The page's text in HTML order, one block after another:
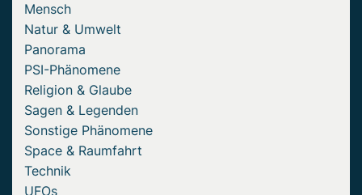
Mensch
Natur & Umwelt
Panorama
PSI-Phänomene
Religion & Glaube
Sagen & Legenden
Sonstige Phänomene
Space & Raumfahrt
Technik
UFOs